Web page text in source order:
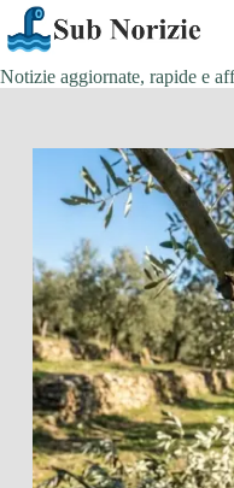
Salta
al
contenuto
Notizie aggiornate, rapide e